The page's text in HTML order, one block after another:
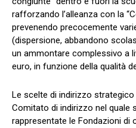
rafforzando l’alleanza con la
prevenendo precocemente
(dispersione, abbandono
un ammontare complessivo a
euro, in funzione della qualità
Le scelte di indirizzo
Comitato di indirizzo nel quale
rappresentate le Fondazioni di